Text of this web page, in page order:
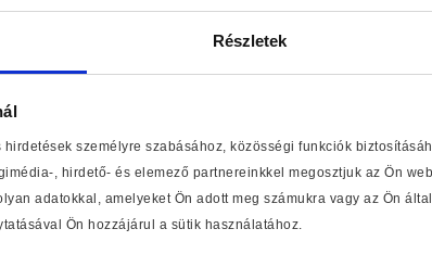
Részletek
személyre szabásához, közösségi funkciók
, hirdető- és elemező partnereinkkel megosztjuk az Ön
adatokkal, amelyeket Ön adott meg számukra vagy az Ön
Ön hozzájárul a sütik használatához.